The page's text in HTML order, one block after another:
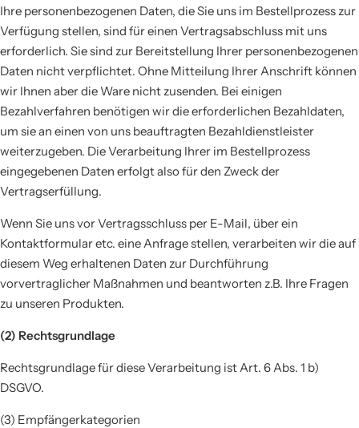
Ihre personenbezogenen Daten, die Sie uns im Bestellprozess zur
Verfügung stellen, sind für einen Vertragsabschluss mit uns
erforderlich. Sie sind zur Bereitstellung Ihrer personenbezogenen
Daten nicht verpflichtet. Ohne Mitteilung Ihrer Anschrift können
wir Ihnen aber die Ware nicht zusenden. Bei einigen
Bezahlverfahren benötigen wir die erforderlichen Bezahldaten,
um sie an einen von uns beauftragten Bezahldienstleister
weiterzugeben. Die Verarbeitung Ihrer im Bestellprozess
eingegebenen Daten erfolgt also für den Zweck der
Vertragserfüllung.
Wenn Sie uns vor Vertragsschluss per E-Mail, über ein
Kontaktformular etc. eine Anfrage stellen, verarbeiten wir die auf
diesem Weg erhaltenen Daten zur Durchführung
vorvertraglicher Maßnahmen und beantworten z.B. Ihre Fragen
zu unseren Produkten.
(2) Rechtsgrundlage
Rechtsgrundlage für diese Verarbeitung ist Art. 6 Abs. 1 b)
DSGVO.
(3) Empfängerkategorien